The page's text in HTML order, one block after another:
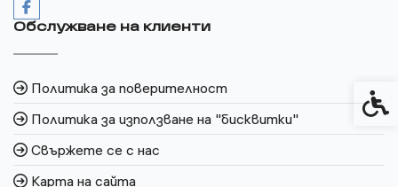
Обслужване на клиенти
Политика за поверителност
Политика за използване на "бисквитки"
Свържете се с нас
Карта на сайта